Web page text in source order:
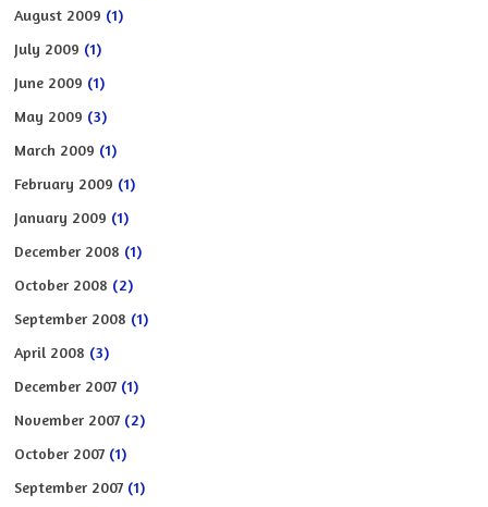
August 2009 (1)
July 2009 (1)
June 2009 (1)
May 2009 (3)
March 2009 (1)
February 2009 (1)
January 2009 (1)
December 2008 (1)
October 2008 (2)
September 2008 (1)
April 2008 (3)
December 2007 (1)
November 2007 (2)
October 2007 (1)
September 2007 (1)